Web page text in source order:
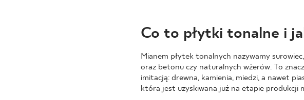
Co to płytki tonalne i
Mianem płytek tonalnych nazywamy
oraz betonu czy naturalnych wżerów. To
imitacją: drewna, kamienia, miedzi, a nawet
która jest uzyskiwana już na etapie produkcji